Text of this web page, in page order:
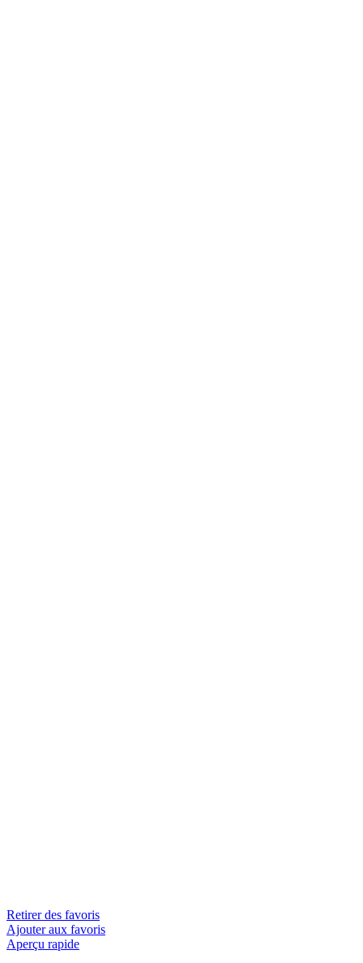
Retirer des favoris
Ajouter aux favoris
Aperçu rapide